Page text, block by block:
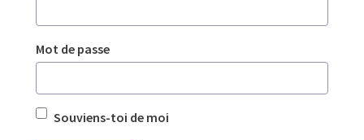
Mot de passe
Souviens-toi de moi